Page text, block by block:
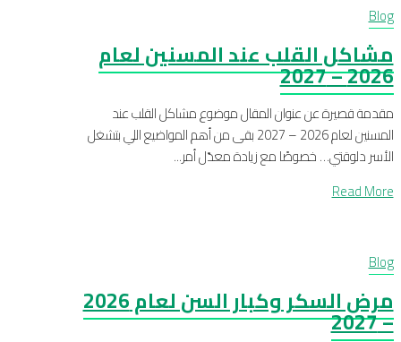
Blog
مشاكل القلب عند المسنين لعام
2026 – 2027
مقدمة قصيرة عن عنوان المقال موضوع مشاكل القلب عند
المسنين لعام 2026 – 2027 بقى من أهم المواضيع اللي بتشغل
الأسر دلوقتي… خصوصًا مع زيادة معدّل أمر...
Read More
Blog
مرض السكر وكبار السن لعام 2026
– 2027